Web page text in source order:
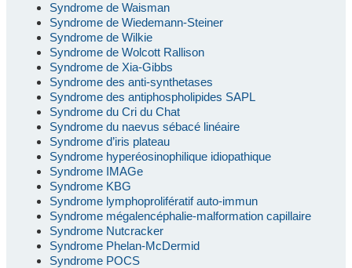
Syndrome de Waisman
Syndrome de Wiedemann-Steiner
Syndrome de Wilkie
Syndrome de Wolcott Rallison
Syndrome de Xia-Gibbs
Syndrome des anti-synthetases
Syndrome des antiphospholipides SAPL
Syndrome du Cri du Chat
Syndrome du naevus sébacé linéaire
Syndrome d’iris plateau
Syndrome hyperéosinophilique idiopathique
Syndrome IMAGe
Syndrome KBG
Syndrome lymphoprolifératif auto-immun
Syndrome mégalencéphalie-malformation capillaire
Syndrome Nutcracker
Syndrome Phelan-McDermid
Syndrome POCS